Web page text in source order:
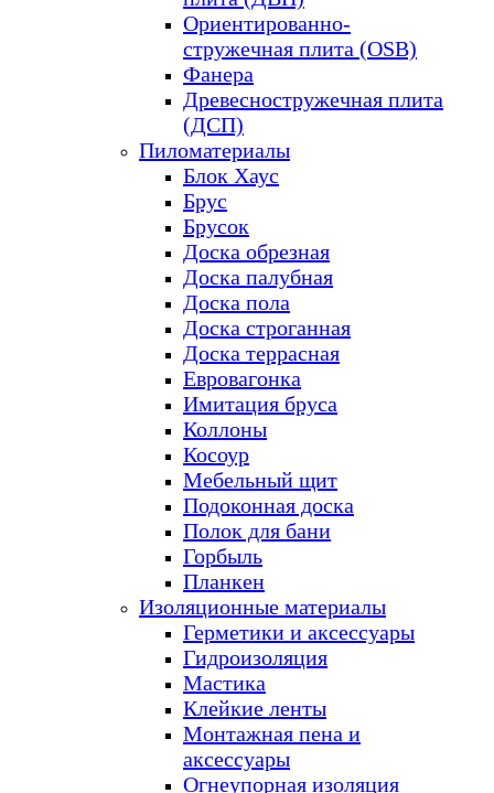
Ориентированно-
стружечная плита (OSB)
Фанера
Древесностружечная плита
(ДСП)
Пиломатериалы
Блок Хаус
Брус
Брусок
Доска обрезная
Доска палубная
Доска пола
Доска строганная
Доска террасная
Евровагонка
Имитация бруса
Коллоны
Косоур
Мебельный щит
Подоконная доска
Полок для бани
Горбыль
Планкен
Изоляционные материалы
Герметики и аксессуары
Гидроизоляция
Мастика
Клейкие ленты
Монтажная пена и
аксессуары
Огнеупорная изоляция